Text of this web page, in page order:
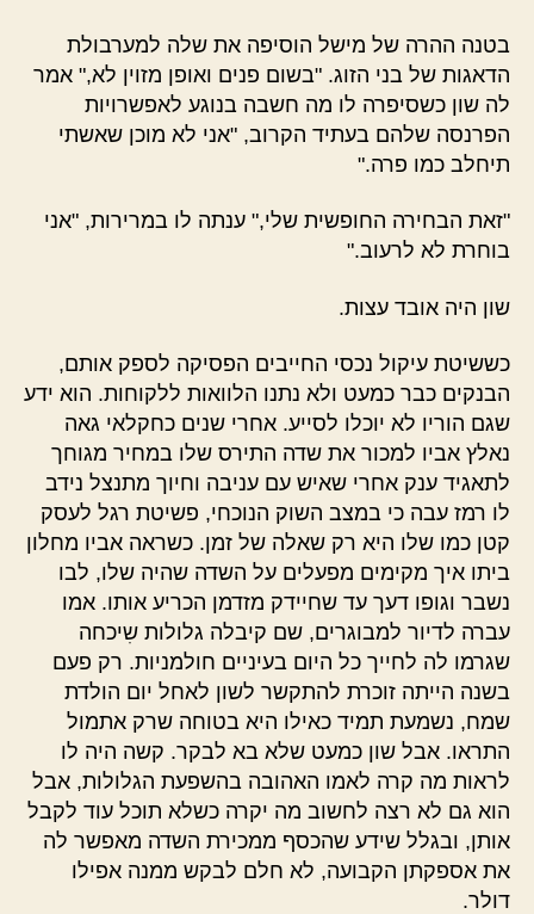
בטנה ההרה של מישל הוסיפה את שלה למערבולת
הדאגות של בני הזוג. "בשום פנים ואופן מזוין לא," אמר
לה שון כשסיפרה לו מה חשבה בנוגע לאפשרויות
הפרנסה שלהם בעתיד הקרוב, "אני לא מוכן שאשתי
תיחלב כמו פרה."
"זאת הבחירה החופשית שלי," ענתה לו במרירות, "אני
בוחרת לא לרעוב."
שון היה אובד עצות.
כששיטת עיקול נכסי החייבים הפסיקה לספק אותם,
הבנקים כבר כמעט ולא נתנו הלוואות ללקוחות. הוא ידע
שגם הוריו לא יוכלו לסייע. אחרי שנים כחקלאי גאה
נאלץ אביו למכור את שדה התירס שלו במחיר מגוחך
לתאגיד ענק אחרי שאיש עם עניבה וחיוך מתנצל נידב
לו רמז עבה כי במצב השוק הנוכחי, פשיטת רגל לעסק
קטן כמו שלו היא רק שאלה של זמן. כשראה אביו מחלון
ביתו איך מקימים מפעלים על השדה שהיה שלו, לבו
נשבר וגופו דעך עד שחיידק מזדמן הכריע אותו. אמו
עברה לדיור למבוגרים, שם קיבלה גלולות שִיכחה
שגרמו לה לחייך כל היום בעיניים חולמניות. רק פעם
בשנה הייתה זוכרת להתקשר לשון לאחל יום הולדת
שמח, נשמעת תמיד כאילו היא בטוחה שרק אתמול
התראו. אבל שון כמעט שלא בא לבקר. קשה היה לו
לראות מה קרה לאמו האהובה בהשפעת הגלולות, אבל
הוא גם לא רצה לחשוב מה יקרה כשלא תוכל עוד לקבל
אותן, ובגלל שידע שהכסף ממכירת השדה מאפשר לה
את אספקתן הקבועה, לא חלם לבקש ממנה אפילו
דולר.